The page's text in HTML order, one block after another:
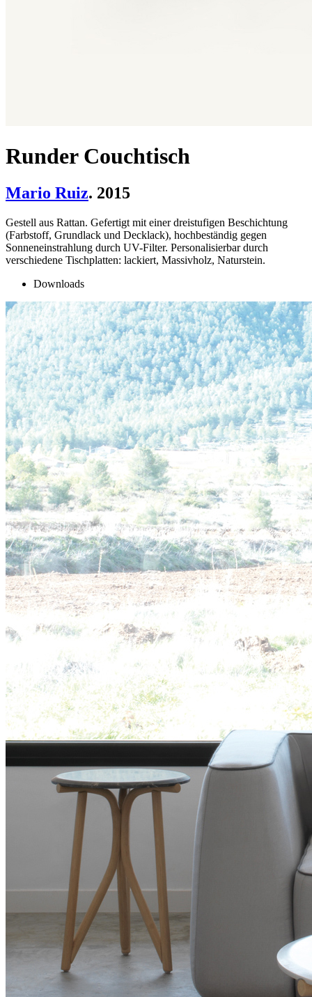
Runder Couchtisch
Mario Ruiz. 2015
Gestell aus Rattan. Gefertigt mit einer dreistufigen Beschichtung
(Farbstoff, Grundlack und Decklack), hochbeständig gegen
Sonneneinstrahlung durch UV-Filter. Personalisierbar durch
verschiedene Tischplatten: lackiert, Massivholz, Naturstein.
Downloads